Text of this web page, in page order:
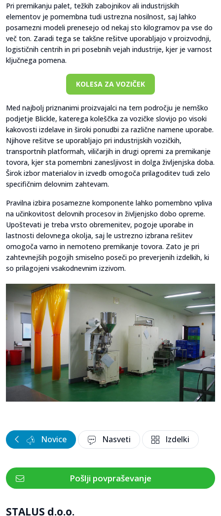
Pri premikanju palet, težkih zabojnikov ali industrijskih
elementov je pomembna tudi ustrezna nosilnost, saj lahko
posamezni modeli prenesejo od nekaj sto kilogramov pa vse do
več ton. Zaradi tega se takšne rešitve uporabljajo v proizvodnji,
logističnih centrih in pri posebnih vejah industrije, kjer je varnost
ključnega pomena.
KOLESA ZA VOZIČEK
Med najbolj priznanimi proizvajalci na tem področju je nemško
podjetje Blickle, katerega koleščka za vozičke slovijo po visoki
kakovosti izdelave in široki ponudbi za različne namene uporabe.
Njihove rešitve se uporabljajo pri industrijskih vozičkih,
transportnih platformah, viličarjih in drugi opremi za premikanje
tovora, kjer sta pomembni zanesljivost in dolga življenjska doba.
Širok izbor materialov in izvedb omogoča prilagoditev tudi zelo
specifičnim delovnim zahtevam.
Pravilna izbira posamezne komponente lahko pomembno vpliva
na učinkovitost delovnih procesov in življenjsko dobo opreme.
Upoštevati je treba vrsto obremenitev, pogoje uporabe in
lastnosti delovnega okolja, saj le ustrezno izbrana rešitev
omogoča varno in nemoteno premikanje tovora. Zato je pri
zahtevnejših pogojih smiselno poseči po preverjenih izdelkih, ki
so prilagojeni vsakodnevnim izzivom.
Novice Nasveti Izdelki
Pošlji povpraševanje
STALUS d.o.o.